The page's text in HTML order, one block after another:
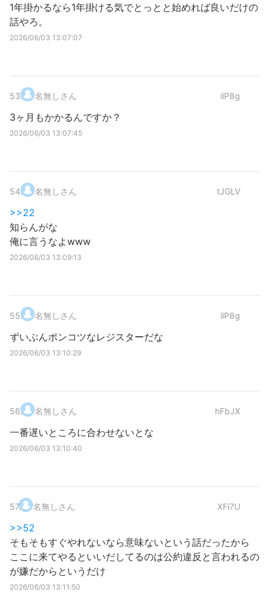
1年掛かるなら1年掛ける気でとっとと始めれば良いだけの
話やろ。
2026/06/03 13:07:07
53. 名無しさん ilP8g
3ヶ月もかかるんですか？
2026/06/03 13:07:45
54. 名無しさん tJGLV
>>22
知らんがな
俺に言うなよwww
2026/06/03 13:09:13
55. 名無しさん ilP8g
ずいぶんポンコツなレジスターだな
2026/06/03 13:10:29
56. 名無しさん hFbJX
一番遅いところに合わせないとな
2026/06/03 13:10:40
57. 名無しさん XFi7U
>>52
そもそもすぐやれないなら意味ないという話だったから
ここに来てやるといいだしてるのは公約違反と言われるの
が嫌だからというだけ
2026/06/03 13:11:50